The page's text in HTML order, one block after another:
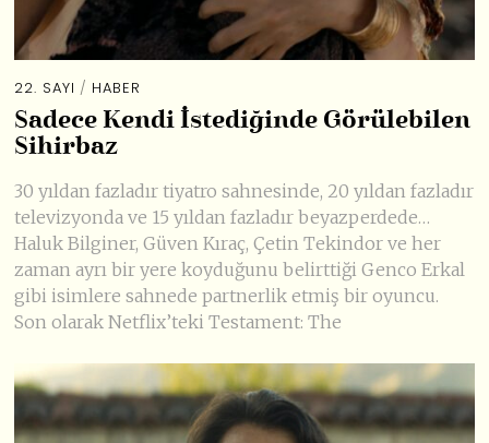
22. SAYI / HABER
Sadece Kendi İstediğinde Görülebilen
Sihirbaz
30 yıldan fazladır tiyatro sahnesinde, 20 yıldan fazladır
televizyonda ve 15 yıldan fazladır beyazperdede…
Haluk Bilginer, Güven Kıraç, Çetin Tekindor ve her
zaman ayrı bir yere koyduğunu belirttiği Genco Erkal
gibi isimlere sahnede partnerlik etmiş bir oyuncu.
Son olarak Netflix’teki Testament: The